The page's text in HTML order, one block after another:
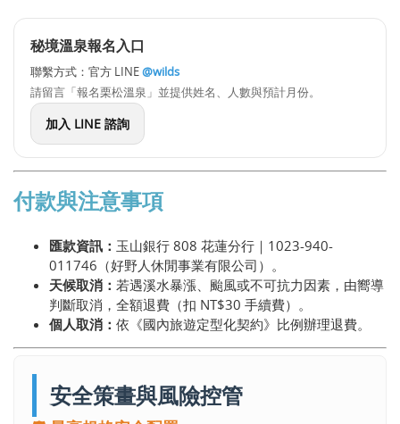
秘境溫泉報名入口
聯繫方式：官方 LINE@wilds
請留言「報名栗松溫泉」並提供姓名、人數與預計月份。
加入 LINE 諮詢
付款與注意事項
匯款資訊： 玉山銀行 808 花蓮分行｜1023-940-
011746（好野人休閒事業有限公司）。
天候取消： 若遇溪水暴漲、颱風或不可抗力因素，由嚮導
判斷取消，全額退費（扣 NT$30 手續費）。
個人取消： 依《國內旅遊定型化契約》比例辦理退費。
安全策畫與風險控管